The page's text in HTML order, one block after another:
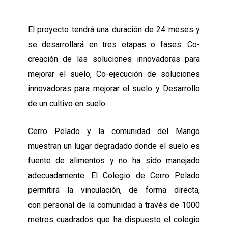
El proyecto tendrá una duración de 24 meses y
se desarrollará en tres etapas o fases:Co-
creación de las soluciones innovadoras para
mejorar el suelo,Co-ejecución de soluciones
innovadoras para mejorar el suelo y Desarrollo
de un cultivo en suelo.
Cerro Pelado y la comunidad del Mango
muestran un lugar degradado donde el suelo es
fuente de alimentos y no ha sido manejado
adecuadamente. El Colegio de Cerro Pelado
permitirá la vinculación, de forma directa,
con personal de la comunidad a través de 1000
metros cuadrados que ha dispuesto el colegio